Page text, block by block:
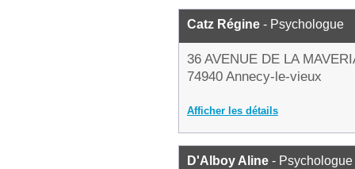
Catz Régine - Psychologue
36 AVENUE DE LA
74940 Annecy-le-vieux
Afficher les détails
D'Alboy Aline - Psychologue